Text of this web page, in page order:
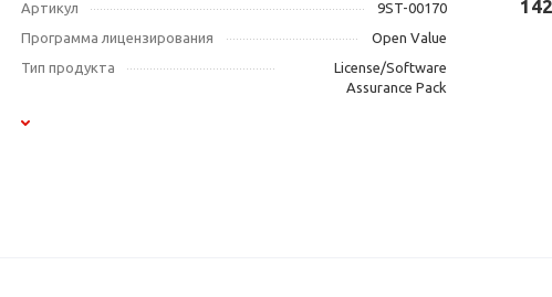
Артикул
9ST-00170
Программа лицензирования
Open Value
Тип продукта
License/Software
Assurance Pack